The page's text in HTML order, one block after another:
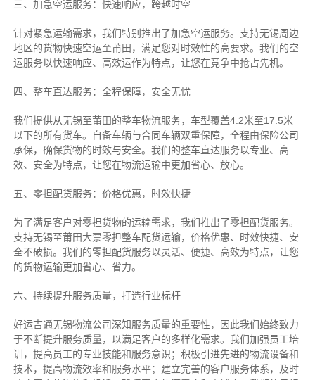
三、加急空运服务：快速响应，跨越时空
针对紧急运输需求，我们特别推出了加急空运服务。支持无锡周边
地区的货物快速空运至莆田，满足您对时效性的高要求。我们的空
运服务以快速响应、高效运作为特点，让您在竞争中抢占先机。
四、整车直达服务：全程保障，安全无忧
我们提供从无锡至莆田的整车物流服务，车型覆盖4.2米至17.5米
以下的所有货车。自备车辆与合同车辆双重保障，全程由保险公司
承保，确保货物的时效与安全。我们的整车直达服务以专业、高
效、安全为特点，让您在物流运输中更加省心、放心。
五、零担配货服务：价格优惠，时效快捷
为了满足客户对零担货物的运输需求，我们推出了零担配货服务。
支持无锡至莆田大票零担整车配货运输，价格优惠、时效快捷、安
全不破损。我们的零担配货服务以灵活、便捷、高效为特点，让您
的货物运输更加省心、省力。
六、持续提升服务质量，打造行业标杆
好运吉通无锡物流公司深知服务质量的重要性，因此我们始终致力
于不断提升服务质量，以满足客户的多样化需求。我们加强员工培
训，提高员工的专业技能和服务意识；积极引进先进的物流设备和
技术，提高物流效率和服务水平；建立完善的客户服务体系，及时